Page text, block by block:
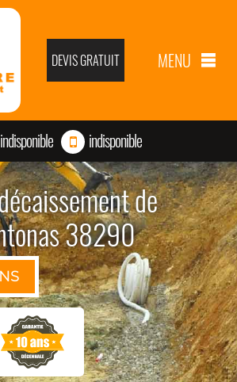
DEVIS GRATUIT MENU
indisponible indisponible
de
38290